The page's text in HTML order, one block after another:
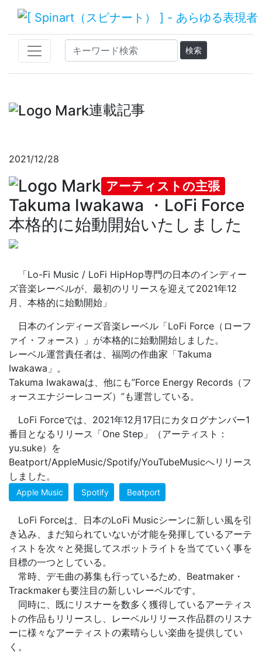
連載記事
2021/12/28
アーティストの主張
Takuma Iwakawa ・LoFi Force
本格的に始動開始いたしました
「Lo-Fi Music / LoFi HipHop専門の日本のインディー
ズ音楽レーベルが、最初のリリースを迎えて2021年12
月、本格的に始動開始」
日本のインディーズ音楽レーベル「LoFi Force（ローフ
ァイ・フォース）」が本格的に始動開始しました。
レーベル運営責任者は、福岡の作曲家「Takuma
Iwakawa」。
Takuma Iwakawaは、他にも”Force Energy Records（フ
ォースエナジーレコーズ）”も運営している。
LoFi Forceでは、2021年12月17日にカタログナンバー1
番目となるリリース「One Step」（アーティスト：
yu.suke）を
Beatport/AppleMusic/Spotify/YouTubeMusicへリリース
しました。
Apple Music Spotify Beatport
LoFi Forceは、日本のLoFi Musicシーンに新しい風を引
き込み、まだ知られていないが才能を発揮しているアーテ
ィストを次々と発掘してスポットライトを当てていく事を
目標の一つとしている。
常時、デモ曲の募集も行っているため、Beatmaker・
Trackmakerも要注目の新しいレーベルです。
同時に、既にリスナーを数多く獲得しているアーティス
トの作品もリリースし、レーベルリリース作品群のリスナ
ーに様々なアーティストの素晴らしい楽曲を提供してい
く。